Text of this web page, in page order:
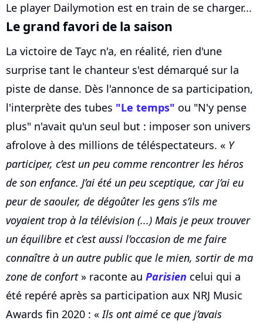
Le player Dailymotion est en train de se charger...
Le grand favori de la saison
La victoire de Tayc n'a, en réalité, rien d'une
surprise tant le chanteur s'est démarqué sur la
piste de danse. Dès l'annonce de sa participation,
l'interprète des tubes "Le temps" ou "N'y pense
plus" n'avait qu'un seul but : imposer son univers
afrolove à des millions de téléspectateurs. « Y
participer, c’est un peu comme rencontrer les héros
de son enfance. J’ai été un peu sceptique, car j’ai eu
peur de saouler, de dégoûter les gens s’ils me
voyaient trop à la télévision (...) Mais je peux trouver
un équilibre et c’est aussi l’occasion de me faire
connaître à un autre public que le mien, sortir de ma
zone de confort» raconte au Parisien celui qui a
été repéré après sa participation aux NRJ Music
Awards fin 2020 : «Ils ont aimé ce que j’avais